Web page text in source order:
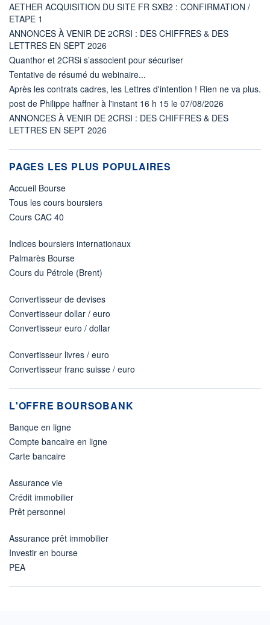
AETHER ACQUISITION DU SITE FR SXB2 : CONFIRMATION /
ETAPE 1
ANNONCES À VENIR DE 2CRSI : DES CHIFFRES & DES
LETTRES EN SEPT 2026
Quanthor et 2CRSi s’associent pour sécuriser
Tentative de résumé du webinaire...
Après les contrats cadres, les Lettres d'intention ! Rien ne va plus.
post de Philippe haffner à l'instant 16 h 15 le 07/08/2026
ANNONCES À VENIR DE 2CRSI : DES CHIFFRES & DES
LETTRES EN SEPT 2026
PAGES LES PLUS POPULAIRES
Accueil Bourse
Tous les cours boursiers
Cours CAC 40
Indices boursiers internationaux
Palmarès Bourse
Cours du Pétrole (Brent)
Convertisseur de devises
Convertisseur dollar / euro
Convertisseur euro / dollar
Convertisseur livres / euro
Convertisseur franc suisse / euro
L'OFFRE BOURSOBANK
Banque en ligne
Compte bancaire en ligne
Carte bancaire
Assurance vie
Crédit immobilier
Prêt personnel
Assurance prêt immobilier
Investir en bourse
PEA